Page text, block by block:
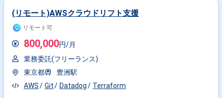
在住検討可） 関わるサービス・プロダクト ■エンド企業について 家賃保証
(リモート)AWSクラウドリフト支援
リモート可
800,000円/月
業務委託(フリーランス)
東京都
豊洲駅
AWS
Git Datadog Terraform